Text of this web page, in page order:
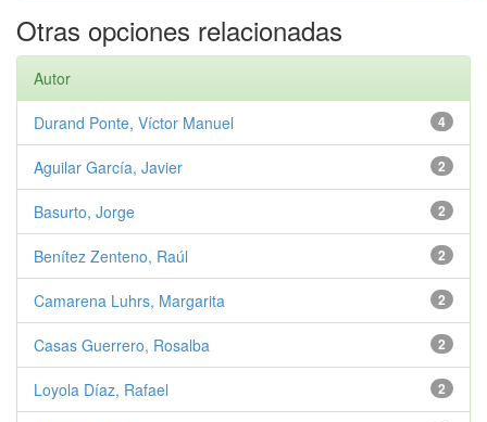
Otras opciones relacionadas
Autor
4
Durand Ponte, Víctor Manuel
2
Aguilar García, Javier
2
Basurto, Jorge
2
Benítez Zenteno, Raúl
2
Camarena Luhrs, Margarita
2
Casas Guerrero, Rosalba
2
Loyola Díaz, Rafael